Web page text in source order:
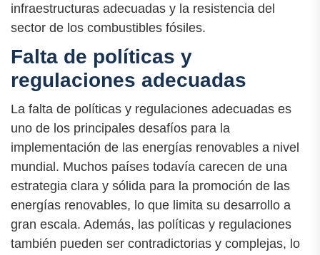
infraestructuras adecuadas y la resistencia del
sector de los combustibles fósiles.
Falta de políticas y
regulaciones adecuadas
La falta de políticas y regulaciones adecuadas es
uno de los principales desafíos para la
implementación de las energías renovables a nivel
mundial. Muchos países todavía carecen de una
estrategia clara y sólida para la promoción de las
energías renovables, lo que limita su desarrollo a
gran escala. Además, las políticas y regulaciones
también pueden ser contradictorias y complejas, lo